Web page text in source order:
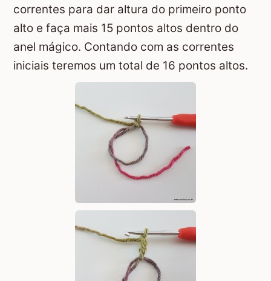
correntes para dar altura do primeiro ponto
alto e faça mais 15 pontos altos dentro do
anel mágico. Contando com as correntes
iniciais teremos um total de 16 pontos altos.